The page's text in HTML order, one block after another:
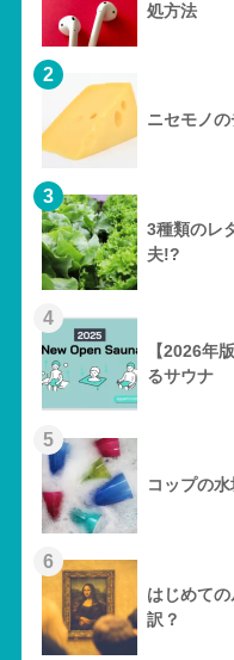
処方法
2
ニセモノ
3
3種類のレ
夫!?
4
【2026年
るサウナ
5
コップの
6
はじめて
訳？